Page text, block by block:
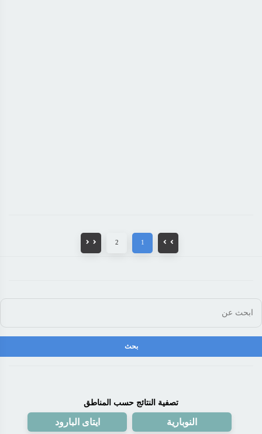
1
2
تصفية النتائج حسب المناطق
النوبارية ايتاى البارود